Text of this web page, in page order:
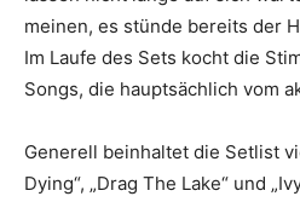
meinen, es stünde bereits der
Im Laufe des Sets kocht die
Songs, die hauptsächlich vom
Generell beinhaltet die Setlist
Dying“, „Drag The Lake“ und